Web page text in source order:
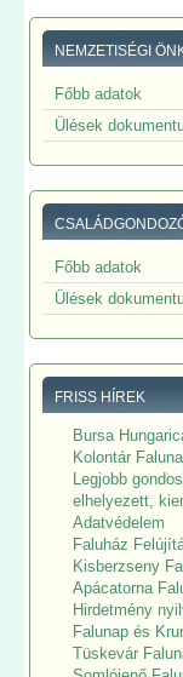
NEMZETISÉGI
Főbb adatok
Ülések
Főbb adatok
Ülések
FRISS HÍREK
Bursa
Kolontár
Legjobb
elhelyezett,
Adatvédelem
Faluház
Kisberzseny
Apácatorna
Hirdetmény
Falunap és
Tüskevár